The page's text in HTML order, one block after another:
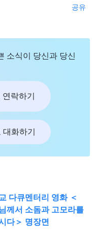
공유
소식이 당신과 당신
락하기
화하기
다큐멘터리 영화 ＜
께서 소돔과 고모라를
다＞ 명장면